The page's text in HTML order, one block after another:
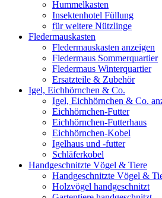
Hummelkasten
Insektenhotel Füllung
für weitere Nützlinge
Fledermauskasten
Fledermauskasten anzeigen
Fledermaus Sommerquartier
Fledermaus Winterquartier
Ersatzteile & Zubehör
Igel, Eichhörnchen & Co.
Igel, Eichhörnchen & Co.
Eichhörnchen-Futter
Eichhörnchen-Futterhaus
Eichhörnchen-Kobel
Igelhaus und -futter
Schläferkobel
Handgeschnitzte Vögel & Tiere
Handgeschnitzte Vögel &
Holzvögel handgeschnitzt